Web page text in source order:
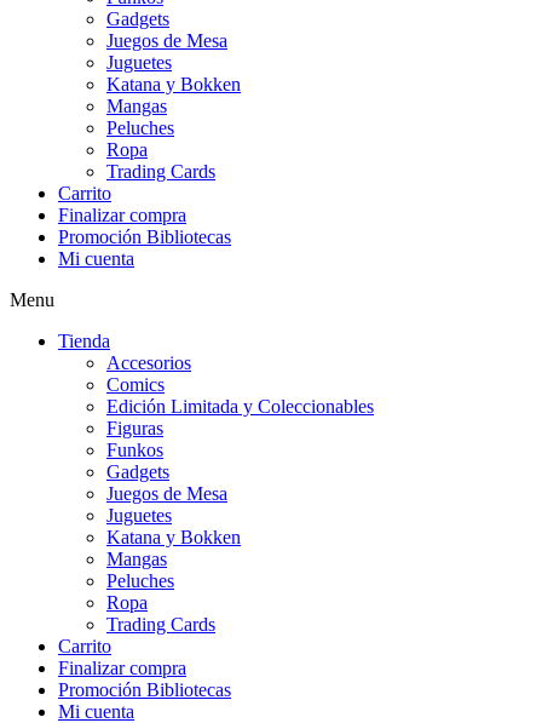
Gadgets
Juegos de Mesa
Juguetes
Katana y Bokken
Mangas
Peluches
Ropa
Trading Cards
Carrito
Finalizar compra
Promoción Bibliotecas
Mi cuenta
Menu
Tienda
Accesorios
Comics
Edición Limitada y Coleccionables
Figuras
Funkos
Gadgets
Juegos de Mesa
Juguetes
Katana y Bokken
Mangas
Peluches
Ropa
Trading Cards
Carrito
Finalizar compra
Promoción Bibliotecas
Mi cuenta